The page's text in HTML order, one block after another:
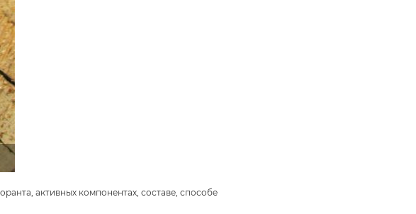
активных компонентах, составе, способе